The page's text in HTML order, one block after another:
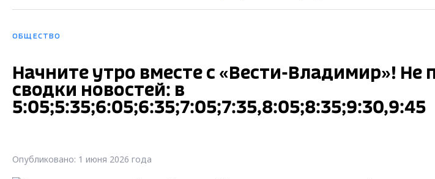
ОБЩЕСТВО
Начните утро вместе с «Вести-Владимир»! Не
сводки новостей: в
5:05;5:35;6:05;6:35;7:05;7:35,8:05;8:35;9:30,9:45
Опубликовано: 1 июня 2026 года